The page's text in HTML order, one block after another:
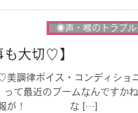
◉声・喉のトラブル
も大切♡】
調律ボイス・コンディショ
最近のブームなんで
な情報が！ な […]